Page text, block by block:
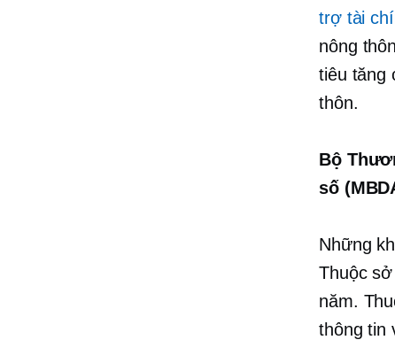
trợ tài
nông
tiêu tăng
thôn.
Bộ
số
Những
Thuộc
năm.
thông tin